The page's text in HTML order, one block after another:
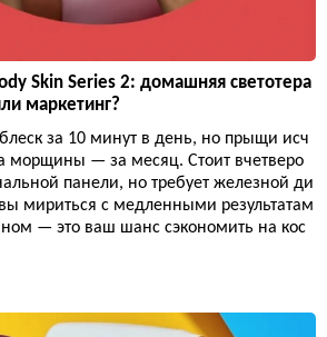
Skin Series 2: домашняя светотера
маркетинг?
за 10 минут в день, но прыщи исч
а морщины — за месяц. Стоит вчетверо
панели, но требует железной ди
мириться с медленными результатам
— это ваш шанс сэкономить на кос